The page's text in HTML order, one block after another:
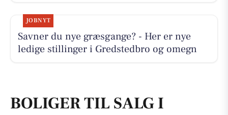
JOBNYT
Savner du nye græsgange? - Her er nye
ledige stillinger i Gredstedbro og omegn
BOLIGER TIL SALG I